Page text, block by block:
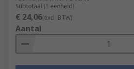
Subtotaal (1 eenheid)
€ 24,06(excl. BTW)
Aantal